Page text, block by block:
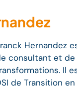
Hernandez
consultant et de
Il
de Transition en